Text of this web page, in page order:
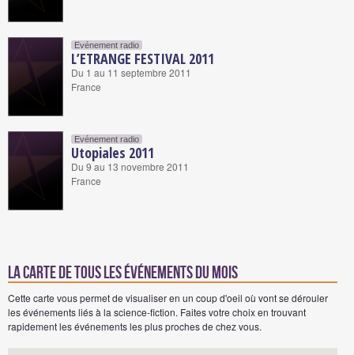
Evénement radio
L’ETRANGE FESTIVAL 2011
Du 1 au 11 septembre 2011
France
Evénement radio
Utopiales 2011
Du 9 au 13 novembre 2011
France
La carte de tous les événements du mois
Cette carte vous permet de visualiser en un coup d'oeil où vont se dérouler
les événements liés à la science-fiction. Faites votre choix en trouvant
rapidement les événements les plus proches de chez vous.